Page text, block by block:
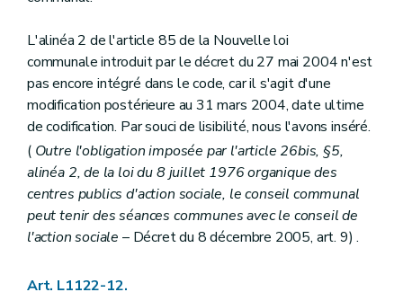
Titre IV
Art. L1541-2
Art. L1541-3
Art.1541-4
Titre V Dispositions diverses
Chapitre unique
Art. L1551-1
Art. L1551-2
Art. L1551-3
Titre VI Publicité de l'administration
Chapitre unique
Art. L1561-1
Art. L1561-2
Art. L1561-3
Art. L1561-5
Art. L1561-6
L'alinéa 2 de l'article 85 de la Nouvelle loi
communale introduit par le décret du 27 mai 2004 n'est
pas encore intégré dans le code, car il s'agit d'une
modification postérieure au 31 mars 2004, date ultime
de codification. Par souci de lisibilité, nous l'avons inséré.
( Outre l'obligation imposée par l'article 26bis, §5,
alinéa 2, de la loi du 8 juillet 1976 organique des
centres publics d'action sociale, le conseil communal
peut tenir des séances communes avec le conseil de
l'action sociale – Décret du 8 décembre 2005, art. 9) .
Art. L1122-12.